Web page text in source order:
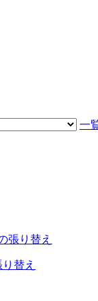
一
張り替え
替え